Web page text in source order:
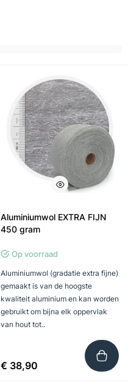
Aluminiumwol EXTRA FIJN
450 gram
Op voorraad
Aluminiumwol (gradatie extra fijne)
gemaakt is van de hoogste
kwaliteit aluminium en kan worden
gebruikt om bijna elk oppervlak
van hout tot..
€ 38,90